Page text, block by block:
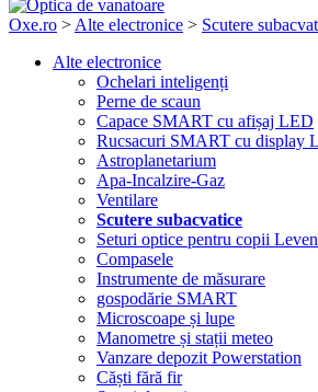
Oxe.ro > Alte electronice > Scutere
Alte electronice
Ochelari inteligenți
Perne de scaun
Capace SMART cu afișaj LED
Rucsacuri SMART cu display
Astroplanetarium
Apa-Incalzire-Gaz
Ventilare
Scutere subacvatice
Seturi optice pentru copii
Compasele
Instrumente de măsurare
gospodărie SMART
Microscoape și lupe
Manometre și stații meteo
Vanzare depozit Powerstation
Căști fără fir